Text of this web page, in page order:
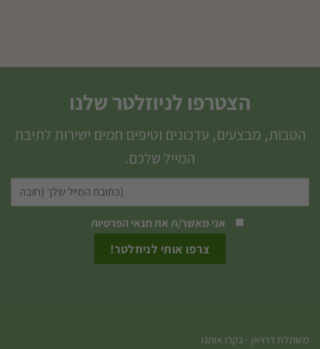
הצטרפו לניוזלטר שלנו
הטבות, מבצעים, עדכונים וטיפים חמים ישירות לתיבת
המייל שלכם.
אני מאשר/ת אתתנאי הפרטיות
משתלת דרויאן - בקרו אותנו